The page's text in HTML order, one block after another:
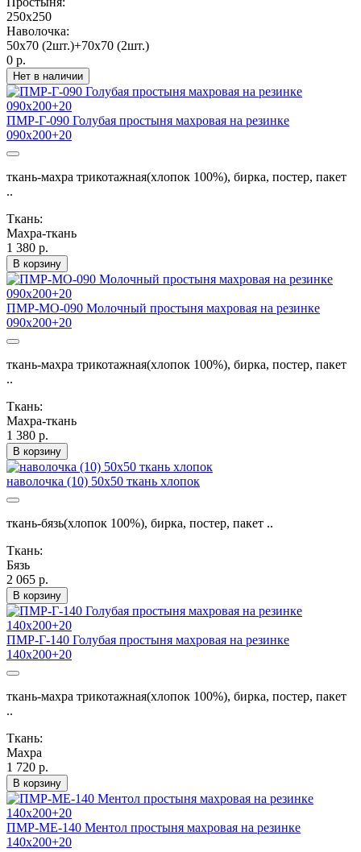
250х250
Наволочка:
50х70 (2шт.)+70х70 (2шт.)
0 р.
Нет в наличии
ПМР-Г-090 Голубая простыня махровая на резинке
090х200+20
ткань-махра трикотажная(хлопок 100%), бирка, постер, пакет
..
Ткань:
Махра-ткань
1 380 р.
В корзину
ПМР-МО-090 Молочный простыня махровая на резинке
090х200+20
ткань-махра трикотажная(хлопок 100%), бирка, постер, пакет
..
Ткань:
Махра-ткань
1 380 р.
В корзину
наволочка (10) 50х50 ткань хлопок
ткань-бязь(хлопок 100%), бирка, постер, пакет ..
Ткань:
Бязь
2 065 р.
В корзину
ПМР-Г-140 Голубая простыня махровая на резинке
140х200+20
ткань-махра трикотажная(хлопок 100%), бирка, постер, пакет
..
Ткань:
Махра
1 720 р.
В корзину
ПМР-МЕ-140 Ментол простыня махровая на резинке
140х200+20